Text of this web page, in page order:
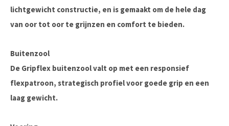
lichtgewicht constructie, en is gemaakt om de hele dag
van oor tot oor te grijnzen en comfort te bieden.
Buitenzool
De Gripflex buitenzool valt op met een responsief
flexpatroon, strategisch profiel voor goede grip en een
laag gewicht.